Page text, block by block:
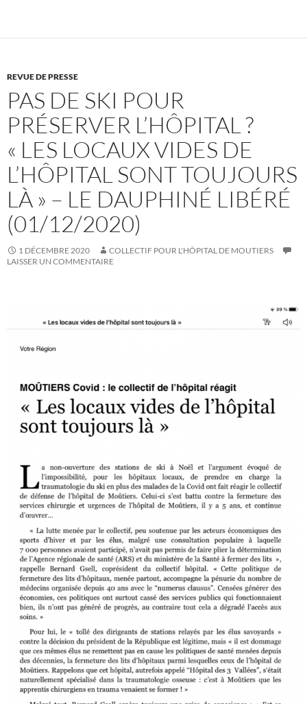
REVUE DE PRESSE
PAS DE SKI POUR
PRÉSERVER L’HÔPITAL ?
« LES LOCAUX VIDES DE
L’HÔPITAL SONT TOUJOURS
LÀ » – LE DAUPHINÉ LIBÉRÉ
(01/12/2020)
1 DÉCEMBRE 2020
COLLECTIF POUR L'HÔPITAL DE MOUTIERS
LAISSER UN COMMENTAIRE